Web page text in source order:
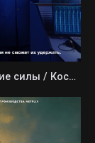
Космические силы / Космические войска